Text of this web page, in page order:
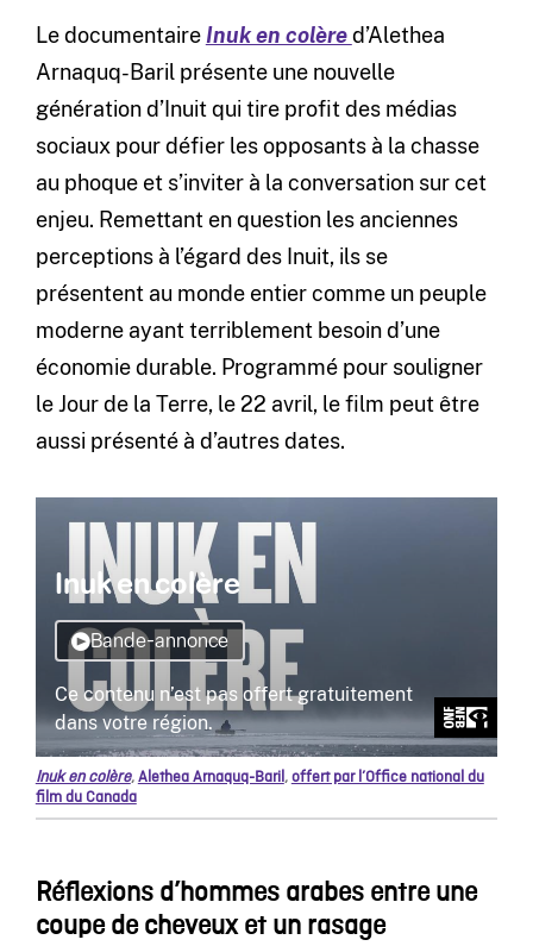
Le documentaireInuk en colèred’Alethea
Arnaquq-Baril présente une nouvelle
génération d’Inuit qui tire profit des médias
sociaux pour défier les opposants à la chasse
au phoque et s’inviter à la conversation sur cet
enjeu. Remettant en question les anciennes
perceptions à l’égard des Inuit, ils se
présentent au monde entier comme un peuple
moderne ayant terriblement besoin d’une
économie durable. Programmé pour souligner
le Jour de la Terre, le 22 avril, le film peut être
aussi présenté à d’autres dates.
Inuk en colère,Alethea Arnaquq-Baril,offert par l’Office national du
film du Canada
Réflexions d’hommes arabes entre une
coupe de cheveux et un rasage